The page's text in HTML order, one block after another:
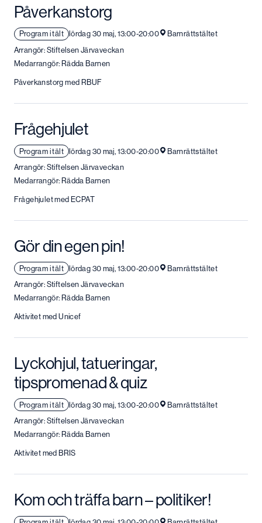
Påverkanstorg
Program i tält lördag 30 maj, 13:00-20:00
Barnrättstältet
Arrangör: Stiftelsen Järvaveckan
Medarrangör: Rädda Barnen
Påverkanstorg med RBUF
Frågehjulet
Program i tält lördag 30 maj, 13:00-20:00
Barnrättstältet
Arrangör: Stiftelsen Järvaveckan
Medarrangör: Rädda Barnen
Frågehjulet med ECPAT
Gör din egen pin!
Program i tält lördag 30 maj, 13:00-20:00
Barnrättstältet
Arrangör: Stiftelsen Järvaveckan
Medarrangör: Rädda Barnen
Aktivitet med Unicef
Lyckohjul, tatueringar,
tipspromenad & quiz
Program i tält lördag 30 maj, 13:00-20:00
Barnrättstältet
Arrangör: Stiftelsen Järvaveckan
Medarrangör: Rädda Barnen
Aktivitet med BRIS
Kom och träffa barn – politiker!